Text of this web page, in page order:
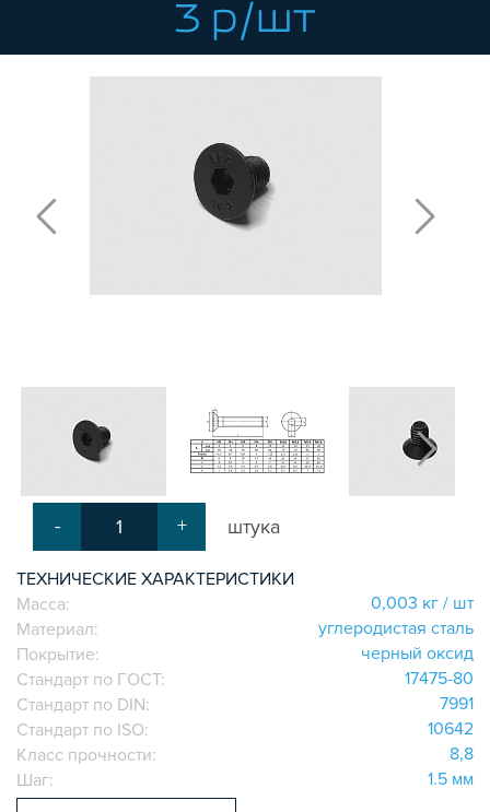
АКСЕССУАРЫ ДЛЯ V-ПАЗА
Т-БОЛТЫ И Т-ГАЙКИ
СИСТЕМА ТРУБНАЯ МОДУЛЬНАЯ
СИСТЕМА ТРУБНАЯ КОНСТРУКЦИОННАЯ
ВНУТРЕННИЕ УГЛОВЫЕ СОЕДИНИТЕЛИ
АДДИТИВНЫЕ ТОВАРЫ
ОБЩЕСТРОИТЕЛЬНЫЙ ПРОФИЛЬ
ЛИНЕЙНЫЕ СОЕДИНИТЕЛИ
ДОПОЛНИТЕЛЬНАЯ ОБРАБОТКА
ПАРАЛЛЕЛЬНЫЕ СОЕДИНИТЕЛИ
ПРОМЫШЛЕННАЯ МЕБЕЛЬ
БЫСТРЫЕ СОЕДИНИТЕЛИ
ВИНТОВЫЕ СОЕДИНИТЕЛИ И ВТУЛКИ
ШАРНИРНЫЕ И ПОДВИЖНЫЕ СОЕДИНИТЕЛИ
ЗАГЛУШКИ
ПЕТЛИ, РУЧКИ, ЗАМКИ, ЗАЩЕЛКИ
ЭЛЕМЕНТЫ ДЛЯ КРЕПЛЕНИЯ КАБЕЛЕЙ,
ПАНЕЛЕЙ, ЛИСТА, СЕТКИ
3 р/шт
- + штука
ТЕХНИЧЕСКИЕ ХАРАКТЕРИСТИКИ
Масса:
0,003 кг / шт
Материал:
углеродистая сталь
Покрытие:
черный оксид
Стандарт по ГОСТ:
17475-80
Стандарт по DIN:
7991
Стандарт по ISO:
10642
Класс прочности:
8,8
Шаг:
1.5 мм